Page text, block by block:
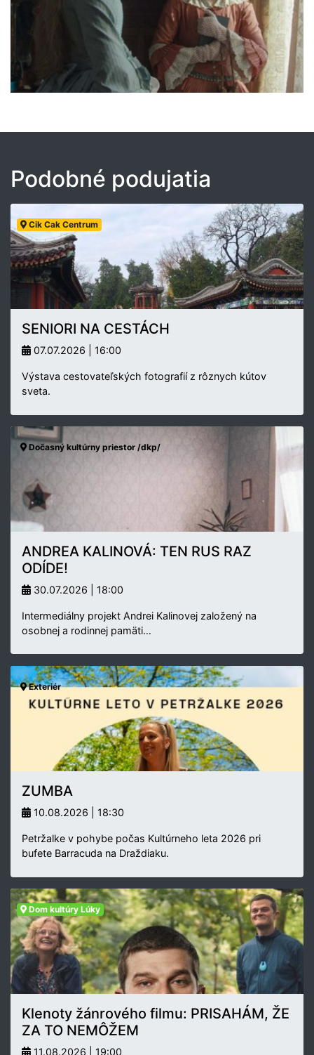
Podobné podujatia
Cik Cak Centrum
SENIORI NA CESTÁCH
07.07.2026 | 16:00
Výstava cestovateľských fotografií z rôznych kútov
sveta.
Dočasný kultúrny priestor /dkp/
ANDREA KALINOVÁ: TEN RUS RAZ
ODÍDE!
30.07.2026 | 18:00
Intermediálny projekt Andrei Kalinovej založený na
osobnej a rodinnej pamäti…
Exteriér
ZUMBA
10.08.2026 | 18:30
Petržalke v pohybe počas Kultúrneho leta 2026 pri
bufete Barracuda na Draždiaku.
Dom kultúry Lúky
Klenoty žánrového filmu: PRISAHÁM, ŽE
ZA TO NEMÔŽEM
11.08.2026 | 19:00